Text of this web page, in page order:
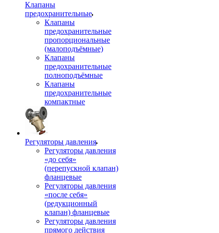
Клапаны
предохранительные
Клапаны
предохранительные
пропорциональные
(малоподъёмные)
Клапаны
предохранительные
полноподъёмные
Клапаны
предохранительные
компактные
Регуляторы давления
Регуляторы давления
«до себя»
(перепускной клапан)
фланцевые
Регуляторы давления
«после себя»
(редукционный
клапан) фланцевые
Регуляторы давления
прямого действия